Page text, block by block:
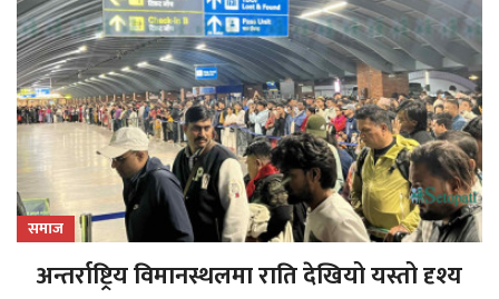
समाज
अन्तर्राष्ट्रिय विमानस्थलमा राति देखियो यस्तो दृश्य